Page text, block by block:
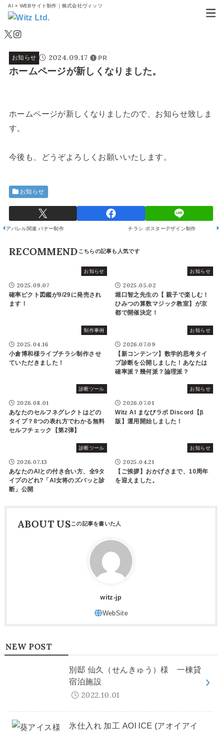
AI × WEBサイト制作｜株式会社ヴィッツ
お知らせ 2024.09.17 PR
ホームページが新しくなりました。
ホームページが新しくなりましたので、お知らせ致しま
す。
今後も、どうぞよろしくお願いいたします。
お知らせ
アパレル関連 バナー制作 チラシ ポスターデザイン制作
RECOMMEND
お知らせ
2025.09.07
確率ピクト図鑑が9/29に発売され
ます！
お知らせ
2025.05.02
堀口智之先生の【 親子で楽しむ！
ひみつの算数マジック教室】が京
都で開催決定！
制作事例
2025.04.16
小倉博和様ライブチラシ制作させ
ていただきました！
お知らせ
2026.07.09
【新コンテンツ】数学的思考タイ
プ診断を公開しました！あなたは
確率派？幾何派？論理派？
診断ツール
2026.08.01
あなたのセルフネグレクトはどの
タイプ？8つの表れ方でわかる無料
セルフチェック【第2弾】
お知らせ
2026.07.01
Witz AI まなびラボ Discord【β
版】運用開始しました！
診断ツール
2026.07.13
あなたのAIとの付き合い方、全9タ
イプのどれ?「AI女将のズバッと診
断」公開
お知らせ
2025.04.21
【ご挨拶】おかげさまで、10周年
を迎えました。
ABOUT US
witz-jp
NEW POST
別邸 仙久（せんきゅう）様 一棟貸
宿泊施設
2022.10.01
氷仕入れ 加工 AOI ICE (アオイアイ